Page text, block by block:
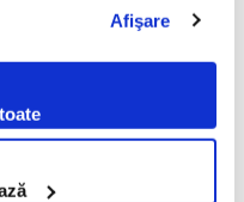
pe website-ul nostru,
de tip cookie
din Politica de
Afişare
20% din capitalul
Roșca a achiziționat
existente în cadrul
din plasamentul